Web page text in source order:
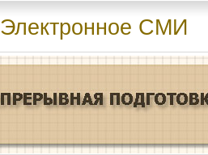
Электронное СМИ